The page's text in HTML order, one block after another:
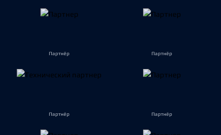
Партнёр Партнёр
Партнёр Партнёр